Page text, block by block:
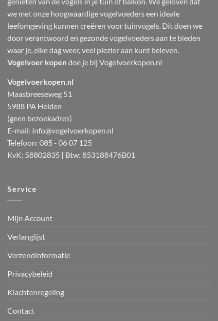
we met onze hoogwaardige vogelvoeders een ideale
leefomgeving kunnen creëren voor tuinvogels. Dit doen we
door verantwoord en gezonde vogelvoeders aan te bieden
waar je, elke dag weer, veel plezier aan kunt beleven.
Vogelvoer kopendoe je bij Vogelvoerkopen.nl
Vogelvoerkopen.nl
Maasbreeseweg 51
5988 PA Helden
(geen bezoekadres)
E-mail: info@vogelvoerkopen.nl
Telefoon: 085 - 06 07 125
KvK: 58802835 | Btw: 853188476B01
Service
Mijn Account
Verlanglijst
Verzendinformatie
Privacybeleid
Klachtenregeling
Contact